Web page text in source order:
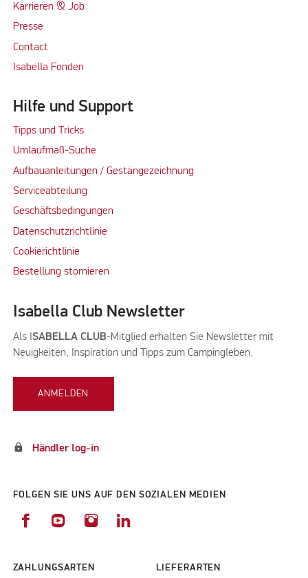
Karrieren & Job
Presse
Contact
Isabella Fonden
Hilfe und Support
Tipps und Tricks
Umlaufmaß-Suche
Aufbauanleitungen / Gestängezeichnung
Serviceabteilung
Geschäftsbedingungen
Datenschutzrichtlinie
Cookierichtlinie
Bestellung stornieren
Isabella Club Newsletter
Als I SABELLA CLUB-Mitglied erhalten Sie Newsletter mit
Neuigkeiten, Inspiration und Tipps zum Campingleben.
ANMELDEN
lock Händler log-in
FOLGEN SIE UNS AUF DEN SOZIALEN MEDIEN
ZAHLUNGSARTEN LIEFERARTEN